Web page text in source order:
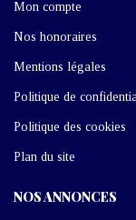
Mon compte
Nos honoraires
Mentions légales
Politique de
Politique des cookies
Plan du site
NOS ANNONCES